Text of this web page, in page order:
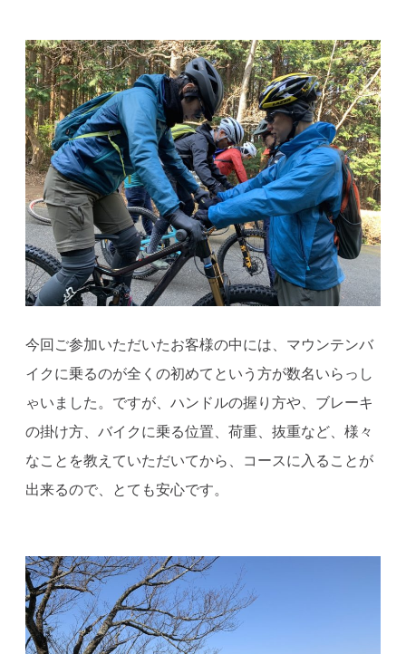
今回ご参加いただいたお客様の中には、マウンテンバ
イクに乗るのが全くの初めてという方が数名いらっし
ゃいました。ですが、ハンドルの握り方や、ブレーキ
の掛け方、バイクに乗る位置、荷重、抜重など、様々
なことを教えていただいてから、コースに入ることが
出来るので、とても安心です。